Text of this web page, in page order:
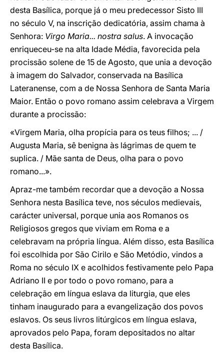
desta Basílica, porque já o meu predecessor Sisto III
no século V, na inscrição dedicatória, assim chama à
Senhora: Virgo Maria... nostra salus. A invocação
enriqueceu-se na alta Idade Média, favorecida pela
procissão solene de 15 de Agosto, que unia a devoção
à imagem do Salvador, conservada na Basílica
Lateranense, com a de Nossa Senhora de Santa Maria
Maior. Então o povo romano assim celebrava a Virgem
durante a procissão:
«Virgem Maria, olha propícia para os teus filhos; ... /
Augusta Maria, sê benigna às lágrimas de quem te
suplica. / Mãe santa de Deus, olha para o povo
romano...».
Apraz-me também recordar que a devoção a Nossa
Senhora nesta Basílica teve, nos séculos medievais,
carácter universal, porque unia aos Romanos os
Religiosos gregos que viviam em Roma e a
celebravam na própria língua. Além disso, esta Basílica
foi escolhida por São Cirilo e São Metódio, vindos a
Roma no século IX e acolhidos festivamente pelo Papa
Adriano II e por todo o povo romano, para a
celebração em língua eslava da liturgia, que eles
tinham inaugurado para a evangelização dos povos
eslavos. Os seus livros litúrgicos em língua eslava,
aprovados pelo Papa, foram depositados no altar
desta Basílica.